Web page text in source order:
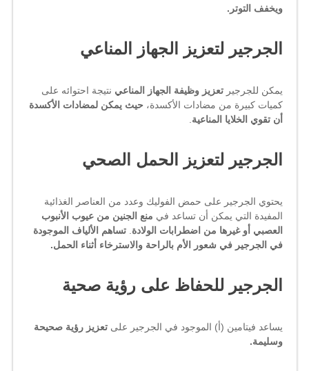
ويخفف التوتر.
الجرجير لتعزيز الجهاز المناعي
يمكن للجرجير تعزيز وظيفة الجهاز المناعي نتيجة احتوائه على
كميات كبيرة من مضادات الأكسدة، حيث يمكن لمضادات الأكسدة
أن تقوي الخلايا المناعية
الجرجير لتعزيز الحمل الصحي
يحتوي الجرجير على حمض الفوليك وعدد من العناصر الغذائية
المفيدة التي يمكن أن تساعد في منع الجنين من عيوب الأنبوب
العصبي أو غيرها من اضطرابات الولادة تساهم الألياف الموجودة
في الجرجير في شعور الأم بالراحة والاسترخاء أثناء الحمل.
الجرجير للحفاظ على رؤية صحية
يساعد فيتامين (أ) الموجود في الجرجير على تعزيز رؤية صحيحة
وسليمة.